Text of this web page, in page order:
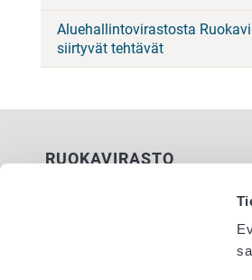
Aluehallintovirastosta
siirtyvät tehtävät
RUOKAVIRASTO